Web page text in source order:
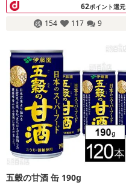
62ポイント還元
154 117 9
五穀の甘酒 缶 190g